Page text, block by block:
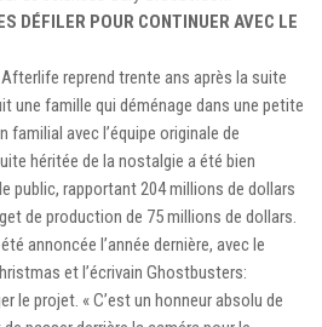
DÉFILER POUR CONTINUER AVEC LE
reprend trente ans après la suite
une famille qui déménage dans une petite
familial avec l’équipe originale de
héritée de la nostalgie a été bien
public, rapportant 204 millions de dollars
de production de 75 millions de dollars.
annoncée l’année dernière, avec le
et l’écrivain Ghostbusters:
le projet. « C’est un honneur absolu de